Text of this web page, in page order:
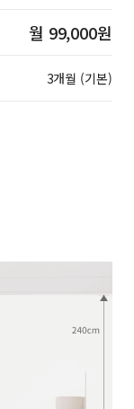
월 99,000원
3개월 (기본)